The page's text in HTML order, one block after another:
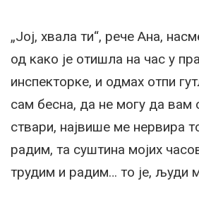
„Јој, хвала ти“, рече Ана,
од како је отишла на час у
инспекторке, и одмах отпи
сам бесна, да не могу да
ствари, највише ме нервира
радим, та суштина мојих
трудим и радим… то је, људи